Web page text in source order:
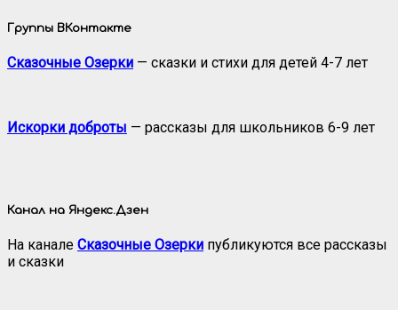
Группы ВКонтакте
Сказочные Озерки — сказки и стихи для детей 4-7 лет
Искорки доброты — рассказы для школьников 6-9 лет
Канал на Яндекс.Дзен
На канале Сказочные Озерки публикуются все рассказы
и сказки